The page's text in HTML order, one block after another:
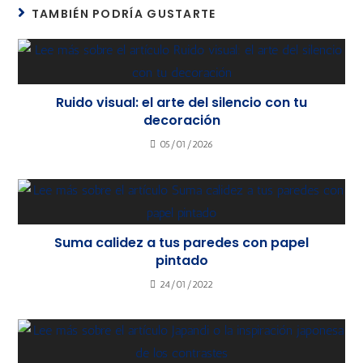
TAMBIÉN PODRÍA GUSTARTE
Ruido visual: el arte del silencio con tu
decoración
05/01/2026
Suma calidez a tus paredes con papel
pintado
24/01/2022